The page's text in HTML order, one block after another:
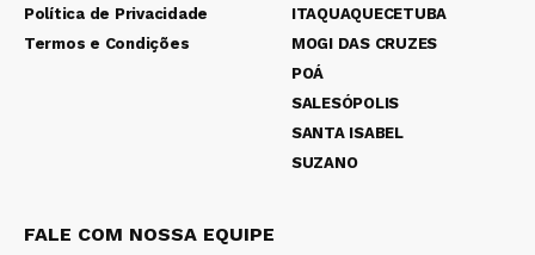
Política de Privacidade
Termos e Condições
ITAQUAQUECETUBA
MOGI DAS CRUZES
POÁ
SALESÓPOLIS
SANTA ISABEL
SUZANO
FALE COM NOSSA EQUIPE